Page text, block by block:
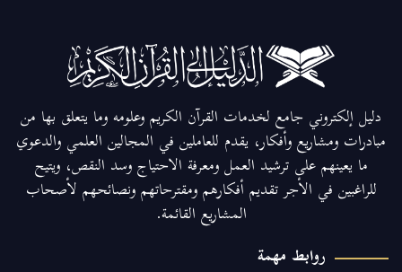
دليل إلكتروني جامع لخدمات القرآن الكريم وعلومه وما يتعلق بها من
مبادرات ومشاريع وأفكار، يقدم للعاملين في المجالين العلمي والدعوي
ما يعينهم على ترشيد العمل ومعرفة الاحتياج وسد النقص، ويتيح
للراغبين في الأجر تقديم أفكارهم ومقترحاتهم ونصائحهم لأصحاب
المشاريع القائمة.
روابط مهمة